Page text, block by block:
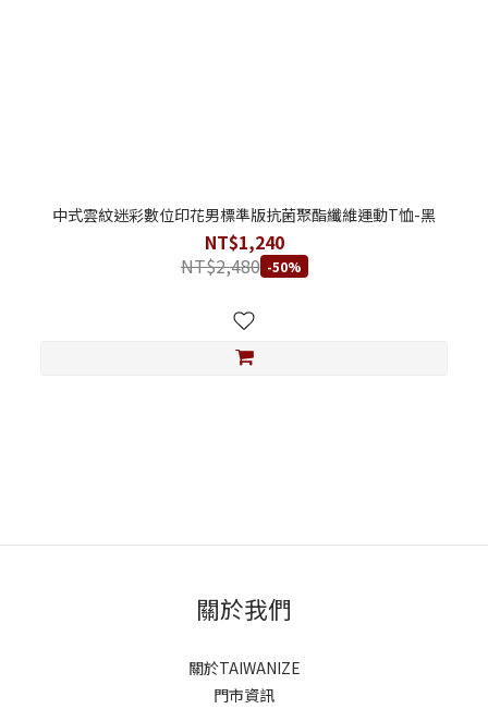
中式雲紋迷彩數位印花男標準版抗菌聚酯纖維運動T恤-黑
NT$1,240
NT$2,480 -50%
關於我們
關於TAIWANIZE
門市資訊